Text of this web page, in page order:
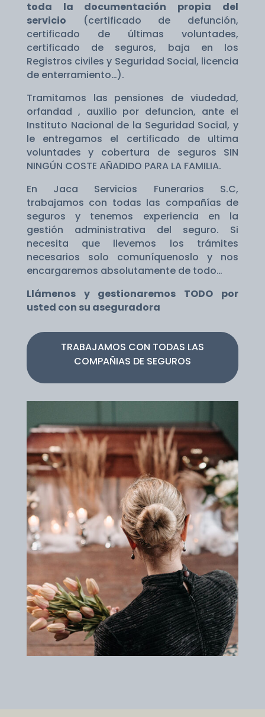
toda la documentación propia del
servicio (certificado de defunción,
certificado de últimas voluntades,
certificado de seguros, baja en los
Registros civiles y Seguridad Social, licencia
de enterramiento…).
Tramitamos las pensiones de viudedad,
orfandad , auxilio por defuncion, ante el
Instituto Nacional de la Seguridad Social, y
le entregamos el certificado de ultima
voluntades y cobertura de seguros SIN
NINGÚN COSTE AÑADIDO PARA LA FAMILIA.
En Jaca Servicios Funerarios S.C,
trabajamos con todas las compañías de
seguros y tenemos experiencia en la
gestión administrativa del seguro. Si
necesita que llevemos los trámites
necesarios solo comuníquenoslo y nos
encargaremos absolutamente de todo…
Llámenos y gestionaremos TODO por
usted con su aseguradora
TRABAJAMOS CON TODAS LAS
COMPAÑIAS DE SEGUROS